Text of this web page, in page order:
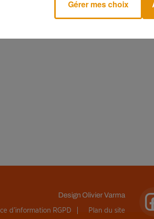
pour leurs animaux en dernier recours.
DesignOlivier Varma
d’information RGPD Plan du site
Gérer mes choix